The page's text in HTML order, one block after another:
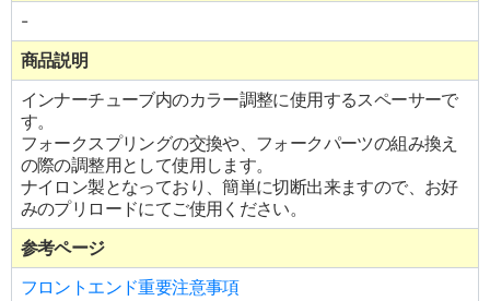
-
商品説明
インナーチューブ内のカラー調整に使用するスペーサーで
す。
フォークスプリングの交換や、フォークパーツの組み換え
の際の調整用として使用します。
ナイロン製となっており、簡単に切断出来ますので、お好
みのプリロードにてご使用ください。
参考ページ
フロントエンド重要注意事項